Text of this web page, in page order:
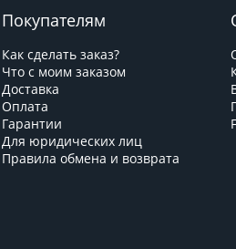
Покупателям
Как сделать заказ?
Что с моим заказом
Доставка
Оплата
Гарантии
Для юридических лиц
Правила обмена и возврата